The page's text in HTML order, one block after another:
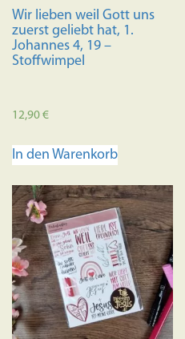
Wir lieben weil Gott uns
zuerst geliebt hat, 1.
Johannes 4, 19 –
Stoffwimpel
12,90€
In den Warenkorb